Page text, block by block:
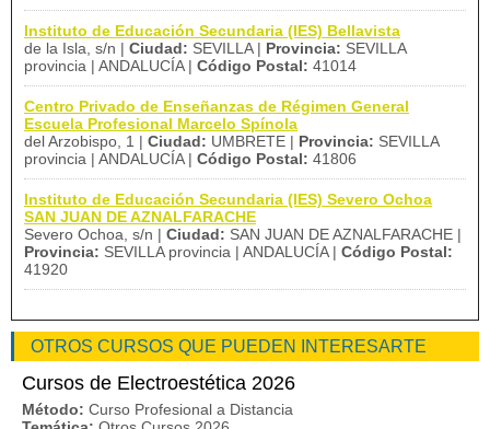
Instituto de Educación Secundaria (IES) Bellavista
de la Isla, s/n | Ciudad: SEVILLA | Provincia: SEVILLA
provincia | ANDALUCÍA | Código Postal: 41014
Centro Privado de Enseñanzas de Régimen General
Escuela Profesional Marcelo Spínola
del Arzobispo, 1 | Ciudad: UMBRETE | Provincia: SEVILLA
provincia | ANDALUCÍA | Código Postal: 41806
Instituto de Educación Secundaria (IES) Severo Ochoa
SAN JUAN DE AZNALFARACHE
Severo Ochoa, s/n | Ciudad: SAN JUAN DE AZNALFARACHE |
Provincia: SEVILLA provincia | ANDALUCÍA | Código Postal:
41920
OTROS CURSOS QUE PUEDEN INTERESARTE
Cursos de Electroestética 2026
Método: Curso Profesional a Distancia